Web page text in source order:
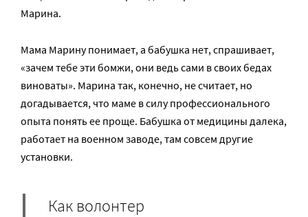
Марина.
Мама Марину понимает, а бабушка нет, спрашивает,
«зачем тебе эти бомжи, они ведь сами в своих бедах
виноваты». Марина так, конечно, не считает, но
догадывается, что маме в силу профессионального
опыта понять ее проще. Бабушка от медицины далека,
работает на военном заводе, там совсем другие
установки.
Как волонтер